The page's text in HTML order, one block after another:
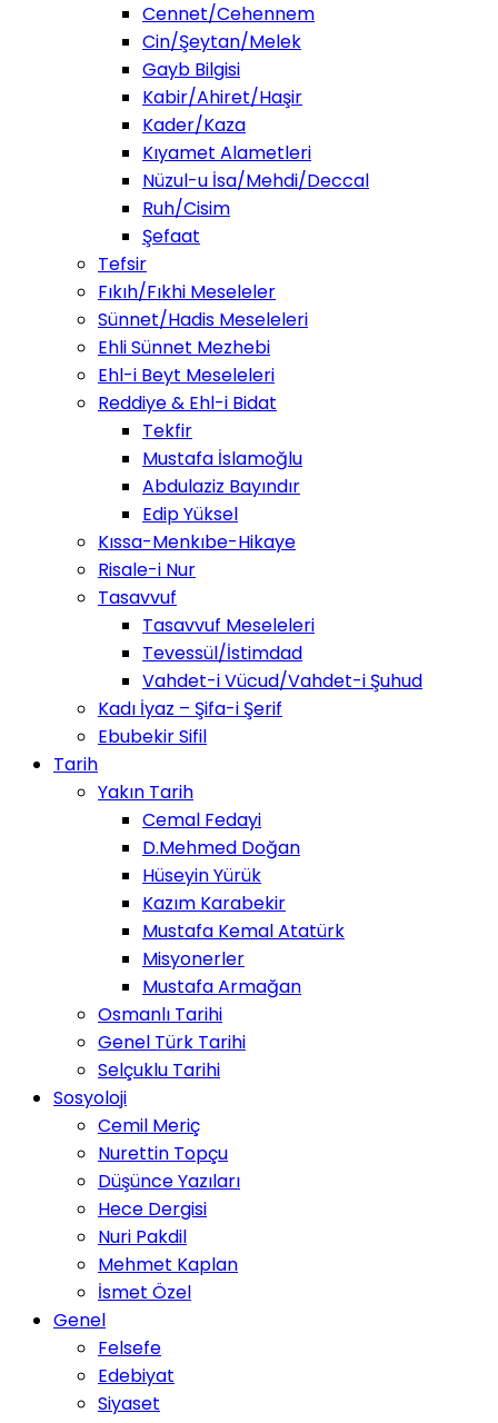
Cennet/Cehennem
Cin/Şeytan/Melek
Gayb Bilgisi
Kabir/Ahiret/Haşir
Kader/Kaza
Kıyamet Alametleri
Nüzul-u İsa/Mehdi/Deccal
Ruh/Cisim
Şefaat
Tefsir
Fıkıh/Fıkhi Meseleler
Sünnet/Hadis Meseleleri
Ehli Sünnet Mezhebi
Ehl-i Beyt Meseleleri
Reddiye & Ehl-i Bidat
Tekfir
Mustafa İslamoğlu
Abdulaziz Bayındır
Edip Yüksel
Kıssa-Menkıbe-Hikaye
Risale-i Nur
Tasavvuf
Tasavvuf Meseleleri
Tevessül/İstimdad
Vahdet-i Vücud/Vahdet-i Şuhud
Kadı İyaz – Şifa-i Şerif
Ebubekir Sifil
Tarih
Yakın Tarih
Cemal Fedayi
D.Mehmed Doğan
Hüseyin Yürük
Kazım Karabekir
Mustafa Kemal Atatürk
Misyonerler
Mustafa Armağan
Osmanlı Tarihi
Genel Türk Tarihi
Selçuklu Tarihi
Sosyoloji
Cemil Meriç
Nurettin Topçu
Düşünce Yazıları
Hece Dergisi
Nuri Pakdil
Mehmet Kaplan
İsmet Özel
Genel
Felsefe
Edebiyat
Siyaset